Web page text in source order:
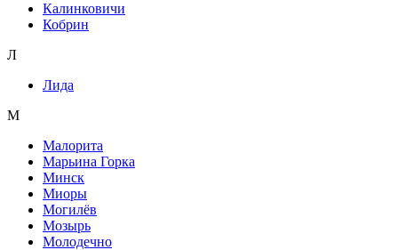
Калинковичи
Кобрин
Л
Лида
М
Малорита
Марьина Горка
Минск
Миоры
Могилёв
Мозырь
Молодечно